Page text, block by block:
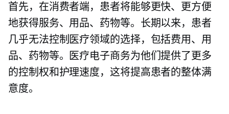
首先，在消费者端，患者将能够更快、更方便
地获得服务、用品、药物等。长期以来，患者
几乎无法控制医疗领域的选择，包括费用、用
品、药物等。医疗电子商务为他们提供了更多
的控制权和护理速度，这将提高患者的整体满
意度。